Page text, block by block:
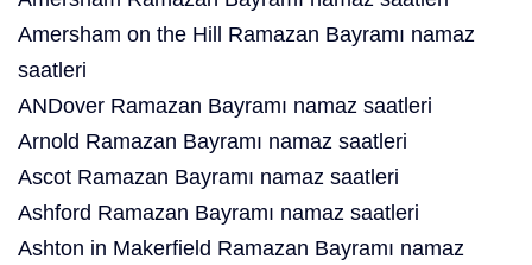
Amersham on the Hill Ramazan Bayramı namaz
saatleri
ANDover Ramazan Bayramı namaz saatleri
Arnold Ramazan Bayramı namaz saatleri
Ascot Ramazan Bayramı namaz saatleri
Ashford Ramazan Bayramı namaz saatleri
Ashton in Makerfield Ramazan Bayramı namaz